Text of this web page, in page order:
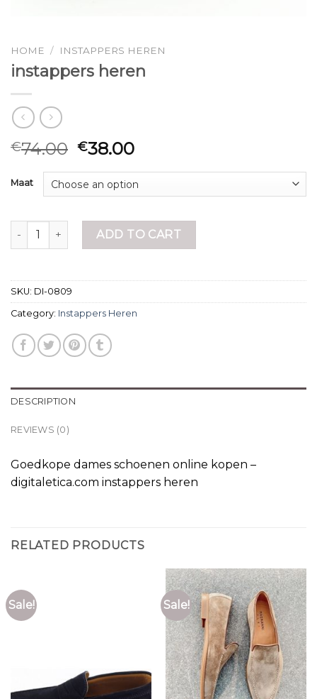
HOME / INSTAPPERS HEREN
instappers heren
€74.00 €38.00
Maat
instappers heren quantity
ADD TO CART
SKU: DI-0809
Category: Instappers Heren
DESCRIPTION
REVIEWS (0)
Goedkope dames schoenen online kopen –
digitaletica.com instappers heren
RELATED PRODUCTS
Sale! Sale!